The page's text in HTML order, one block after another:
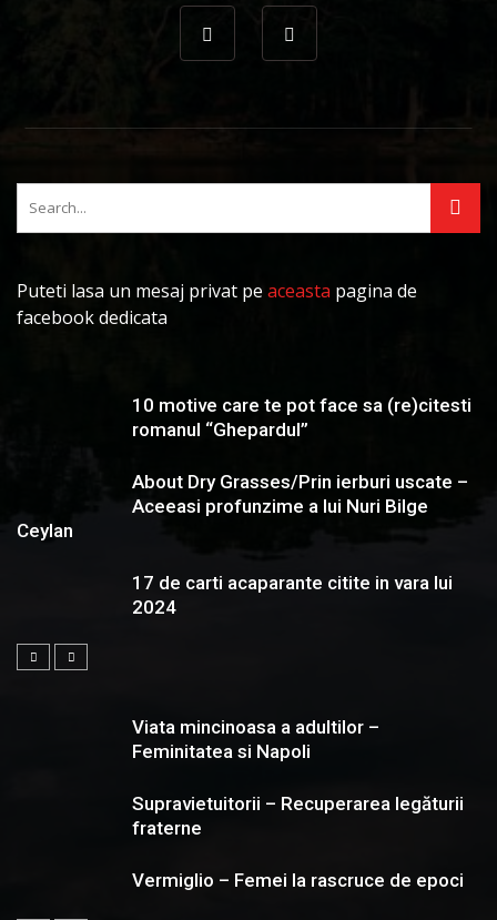
Puteti lasa un mesaj privat pe aceasta pagina de
facebook dedicata
10 motive care te pot face sa (re)citesti
romanul “Ghepardul”
About Dry Grasses/Prin ierburi uscate –
Aceeasi profunzime a lui Nuri Bilge
Ceylan
17 de carti acaparante citite in vara lui
2024
Viata mincinoasa a adultilor –
Feminitatea si Napoli
Supravietuitorii – Recuperarea legăturii
fraterne
Vermiglio – Femei la rascruce de epoci